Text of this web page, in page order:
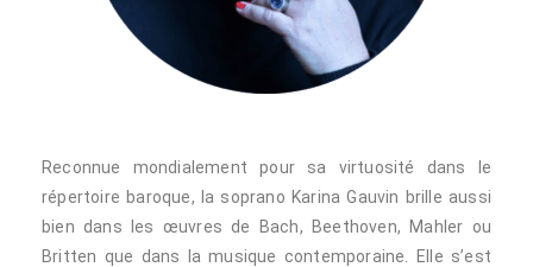
Reconnue mondialement pour sa virtuosité dans le
répertoire baroque, la soprano Karina Gauvin brille aussi
bien dans les œuvres de Bach, Beethoven, Mahler ou
Britten que dans la musique contemporaine. Elle s’est